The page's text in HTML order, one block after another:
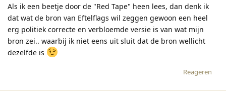
Als ik een beetje door de "Red Tape" heen lees, dan denk ik
dat wat de bron van Eftelflags wil zeggen gewoon een heel
erg politiek correcte en verbloemde versie is van wat mijn
bron zei.. waarbij ik niet eens uit sluit dat de bron wellicht
dezelfde is
Reageren